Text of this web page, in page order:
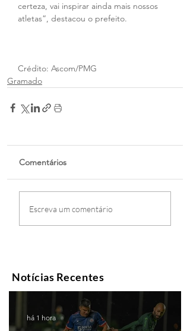
certeza, vai inspirar ainda mais nossos
atletas”, destacou o prefeito.
Crédito: Ascom/PMG
Gramado
Comentários
Escreva um comentário
Notícias Recentes
há 1 hora